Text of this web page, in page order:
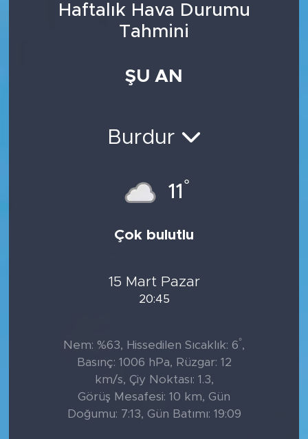
Haftalık Hava Durumu
Tahmini
ŞU AN
Burdur
11 °
Çok bulutlu
15 Mart Pazar
20:45
Nem: %63, Hissedilen Sıcaklık: 6°,
Basınç: 1006 hPa, Rüzgar: 12
km/s, Çiy Noktası: 1.3,
Görüş Mesafesi: 10 km, Gün
Doğumu: 7:13, Gün Batımı: 19:09
Moda-Magazin-Eğlence
Tüm Manşetler